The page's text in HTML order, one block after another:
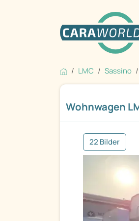
LMC Sassino
Wohnwagen
22 Bilder